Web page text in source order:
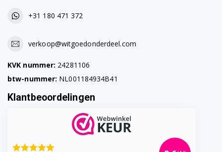
S41M53N0EU04
S41M53N3EU/01
S41M53N3EU01
+31 180 471 372
verkoop@witgoedonderdeel.com
KVK nummer: 24281106
btw-nummer: NL001184934B41
Klantbeoordelingen